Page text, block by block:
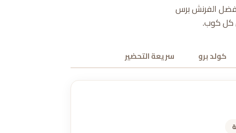
الفرنش برس
كل كوب.
كولد برو سريعة التحضير